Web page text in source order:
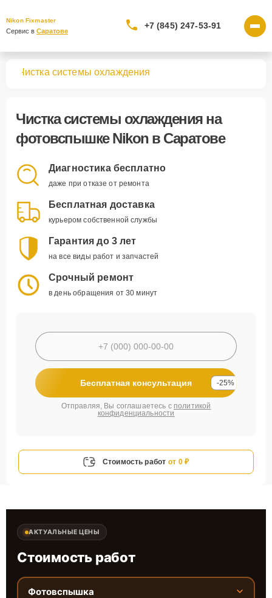
Nikon Fixmaster
Сервис в Саратове
+7 (845) 247-53-91
Чистка системы охлаждения
Чистка системы охлажденияна
фотовспышке Nikon в Саратове
Диагностика бесплатно
даже при отказе от ремонта
Бесплатная доставка
курьером собственной службы
Гарантия до 3 лет
на все виды работ и запчастей
Срочный ремонт
в день обращения от 30 минут
Бесплатная консультация -25%
Отправляя, Вы соглашаетесь с политикой
конфиденциальности
Стоимость работ от 0 ₽
АКТУАЛЬНЫЕ ЦЕНЫ
Стоимость работ
Фотовспышка